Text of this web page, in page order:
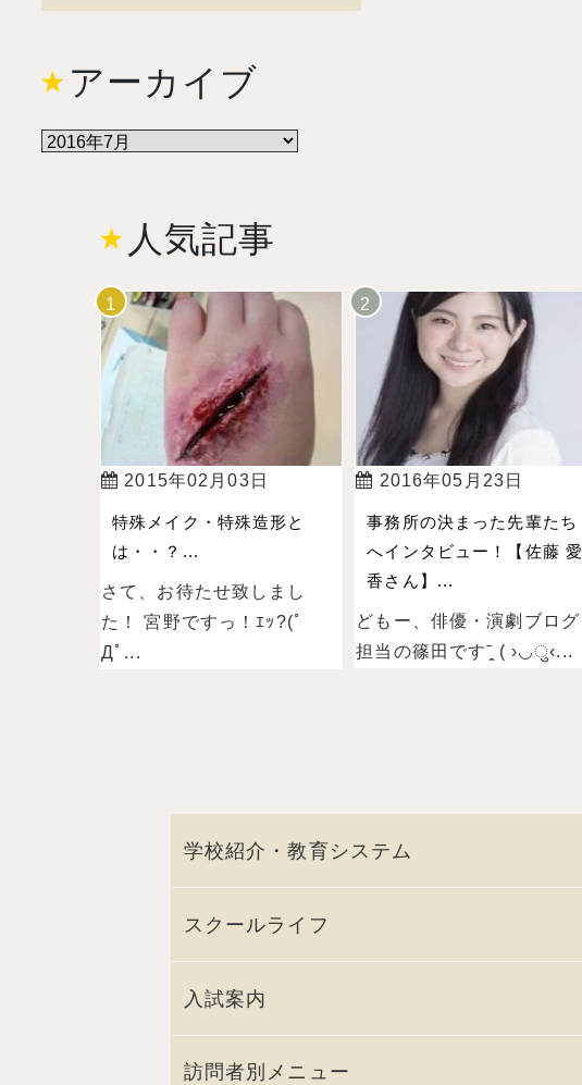
アーカイブ
人気記事
2015年02月03日
特殊メイク・特殊造形と
は・・？...
さて、お待たせ致しまし
た！ 宮野ですっ！ｴｯ?(ﾟ
Дﾟ...
2016年05月23日
事務所の決まった先輩たち
へインタビュー！【佐藤 愛
香さん】...
どもー、俳優・演劇ブログ
担当の篠田ですˉ̞̭ ( ›◡ु‹...
学校紹介・教育システム
スクールライフ
入試案内
訪問者別メニュー